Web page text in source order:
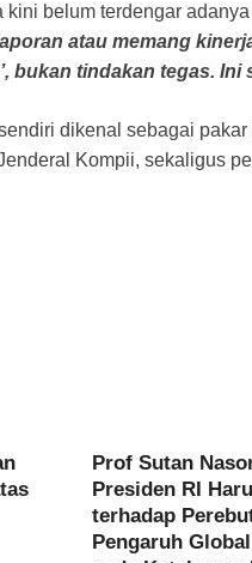
kini belum terdengar
atau memang
bukan tindakan tegas.
dikenal sebagai
Kompii, sekaligus
Prof Sutan
Presiden RI
terhadap
Pengaruh